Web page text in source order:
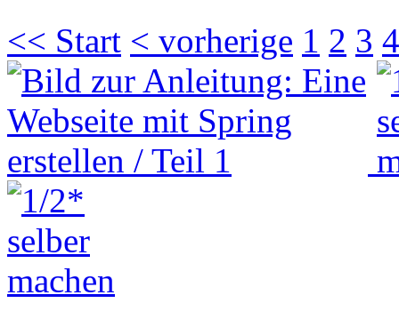
<< Start < vorherige 1 2 3 4